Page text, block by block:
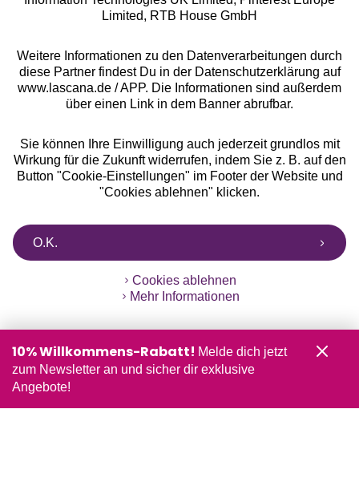
** Bonität vorausgesetzt, berechtigt zur Bonitätsprüfung
Limited, RTB House GmbH
Weitere Informationen zu den Datenverarbeitungen durch
diese Partner findest Du in der Datenschutzerklärung auf
www.lascana.de / APP. Die Informationen sind außerdem
über einen Link in dem Banner abrufbar.
Sie können Ihre Einwilligung auch jederzeit grundlos mit
Wirkung für die Zukunft widerrufen, indem Sie z. B. auf den
Button "Cookie-Einstellungen" im Footer der Website und
"Cookies ablehnen" klicken.
O.K.
Cookies ablehnen
Mehr Informationen
10% Willkommens-Rabatt! Melde dich jetzt
zum Newsletter an und sicher dir exklusive
Angebote!